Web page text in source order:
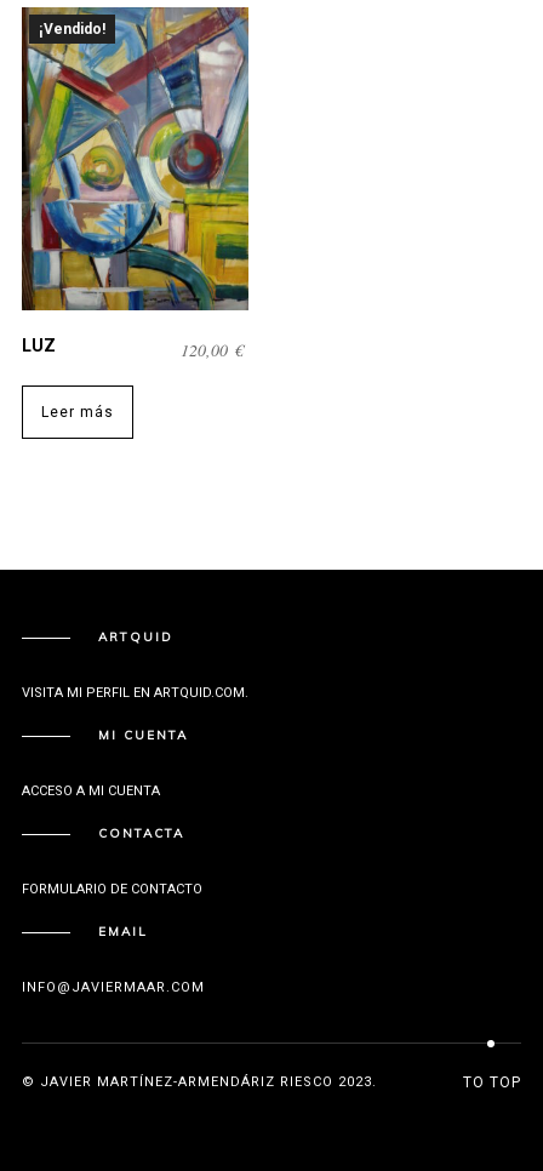
¡Vendido!
LUZ 120,00 €
Leer más
ARTQUID
VISITA MI PERFIL EN ARTQUID.COM.
MI CUENTA
ACCESO A MI CUENTA
CONTACTA
FORMULARIO DE CONTACTO
EMAIL
INFO@JAVIERMAAR.COM
© JAVIER MARTÍNEZ-ARMENDÁRIZ RIESCO 2023. TO TOP